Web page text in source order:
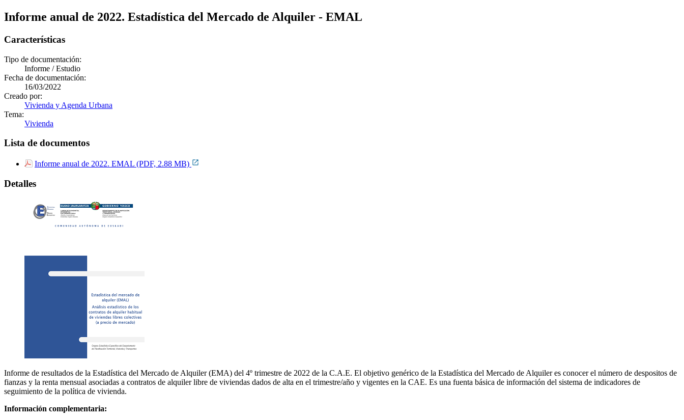
Informe anual de 2022. Estadística del Mercado de Alquiler - EMAL
Características
Tipo de documentación:
Informe / Estudio
Fecha de documentación:
16/03/2022
Creado por:
Vivienda y Agenda Urbana
Tema:
Vivienda
Lista de documentos
Informe anual de 2022. EMAL (PDF, 2.88 MB)
Detalles
Informe de resultados de la Estadística del Mercado de Alquiler (EMA) del 4º trimestre de 2022 de la C.A.E. El objetivo genérico de la Estadística del Mercado de Alquiler es conocer el número de despositos de
fianzas y la renta mensual asociadas a contratos de alquiler libre de viviendas dados de alta en el trimestre/año y vigentes en la CAE. Es una fuenta básica de información del sistema de indicadores de
seguimiento de la política de vivienda.
Información complementaria: